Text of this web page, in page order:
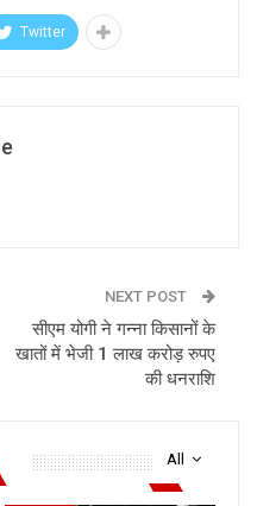
Twitter
NEXT POST
सीएम योगी ने गन्ना किसानों के
खातों में भेजी 1 लाख करोड़ रुपए
की धनराशि
All